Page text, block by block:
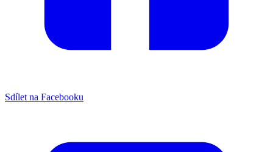
Sdílet na Facebooku